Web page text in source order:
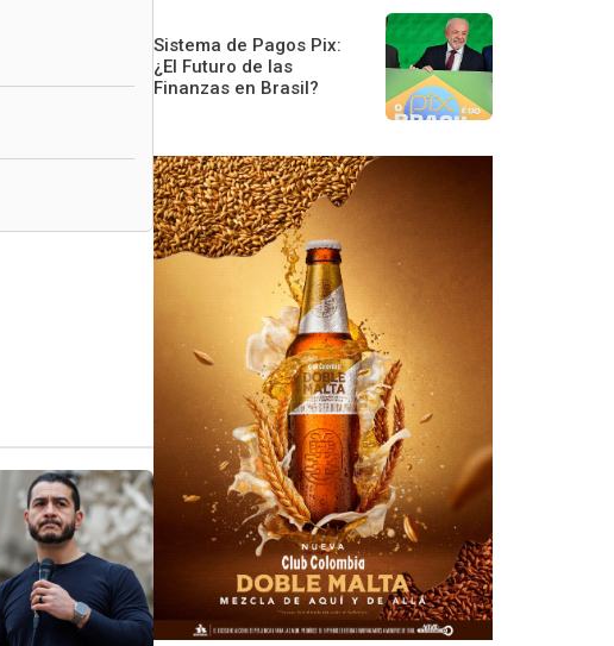
Sistema de Pagos Pix:
¿El Futuro de las
Finanzas en Brasil?